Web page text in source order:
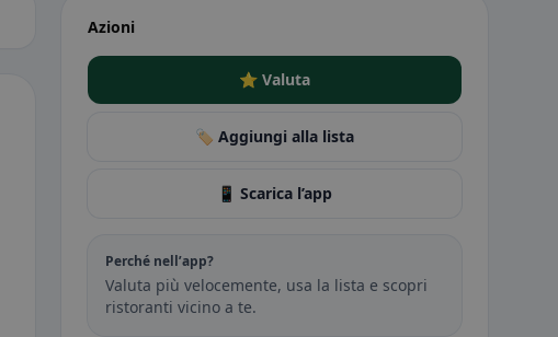
Azioni
⭐ Valuta
🏷️ Aggiungi alla lista
📱 Scarica l’app
Perché nell’app?
Valuta più velocemente, usa la lista e scopri
ristoranti vicino a te.